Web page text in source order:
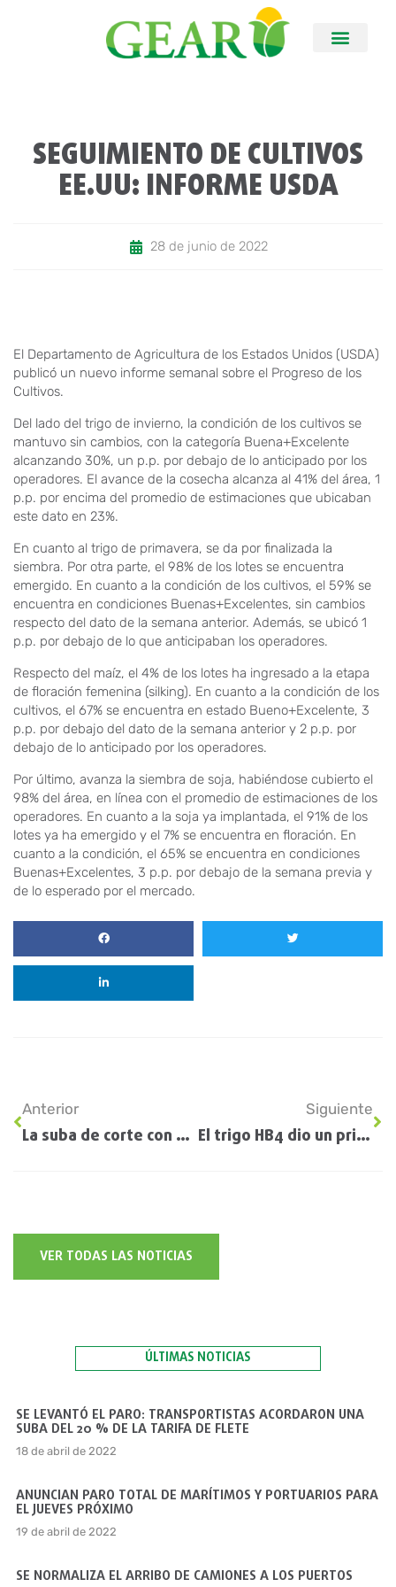
SEGUIMIENTO DE CULTIVOS
EE.UU: INFORME USDA
28 de junio de 2022
El Departamento de Agricultura de los Estados Unidos (USDA)
publicó un nuevo informe semanal sobre el Progreso de los
Cultivos.
Del lado del trigo de invierno, la condición de los cultivos se
mantuvo sin cambios, con la categoría Buena+Excelente
alcanzando 30%, un p.p. por debajo de lo anticipado por los
operadores. El avance de la cosecha alcanza al 41% del área, 1
p.p. por encima del promedio de estimaciones que ubicaban
este dato en 23%.
En cuanto al trigo de primavera, se da por finalizada la
siembra. Por otra parte, el 98% de los lotes se encuentra
emergido. En cuanto a la condición de los cultivos, el 59% se
encuentra en condiciones Buenas+Excelentes, sin cambios
respecto del dato de la semana anterior. Además, se ubicó 1
p.p. por debajo de lo que anticipaban los operadores.
Respecto del maíz, el 4% de los lotes ha ingresado a la etapa
de floración femenina (silking). En cuanto a la condición de los
cultivos, el 67% se encuentra en estado Bueno+Excelente, 3
p.p. por debajo del dato de la semana anterior y 2 p.p. por
debajo de lo anticipado por los operadores.
Por último, avanza la siembra de soja, habiéndose cubierto el
98% del área, en línea con el promedio de estimaciones de los
operadores. En cuanto a la soja ya implantada, el 91% de los
lotes ya ha emergido y el 7% se encuentra en floración. En
cuanto a la condición, el 65% se encuentra en condiciones
Buenas+Excelentes, 3 p.p. por debajo de la semana previa y
de lo esperado por el mercado.
Anterior
La suba de corte con biodiesel, fundamental para apuntalar el abastecimiento de gasoil
Siguiente
El trigo HB4 dio un primer paso para su aprobación también en Estados Unidos
VER TODAS LAS NOTICIAS
ÚLTIMAS NOTICIAS
SE LEVANTÓ EL PARO: TRANSPORTISTAS ACORDARON UNA
SUBA DEL 20 % DE LA TARIFA DE FLETE
18 de abril de 2022
ANUNCIAN PARO TOTAL DE MARÍTIMOS Y PORTUARIOS PARA
EL JUEVES PRÓXIMO
19 de abril de 2022
SE NORMALIZA EL ARRIBO DE CAMIONES A LOS PUERTOS